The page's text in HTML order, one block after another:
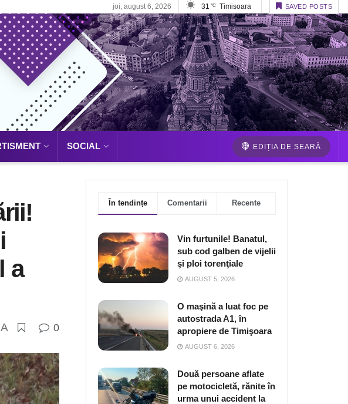
joi, august 6, 2026 31 °C Timisoara SAVED POSTS
SOCIAL EDIȚIA DE SEARĂ
a
A 0
În tendințe Comentarii Recente
Vin furtunile! Banatul,
sub cod galben de vijelii
şi ploi torenţiale
AUGUST 5, 2026
O maşină a luat foc pe
autostrada A1, în
apropiere de Timişoara
AUGUST 6, 2026
Două persoane aflate
pe motocicletă, rănite în
urma unui accident la